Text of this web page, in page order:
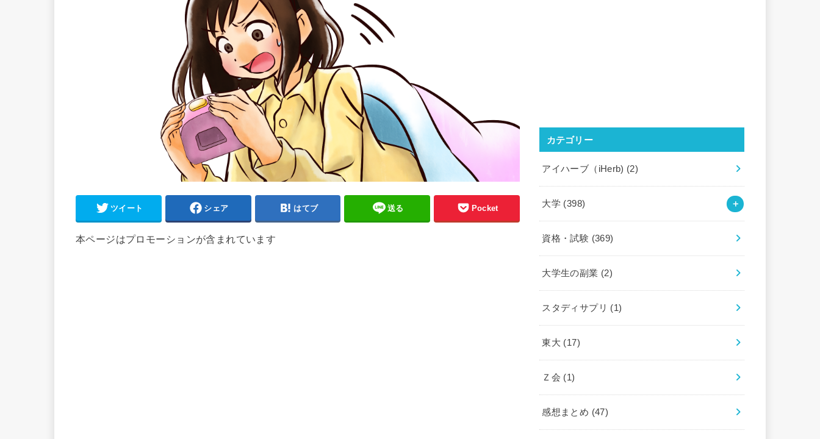
ツイート シェア はてブ 送る Pocket
本ページはプロモーションが含まれています
カテゴリー
アイハーブ（iHerb) (2)
大学 (398)
資格・試験 (369)
大学生の副業 (2)
スタディサプリ (1)
東大 (17)
Ｚ会 (1)
感想まとめ (47)